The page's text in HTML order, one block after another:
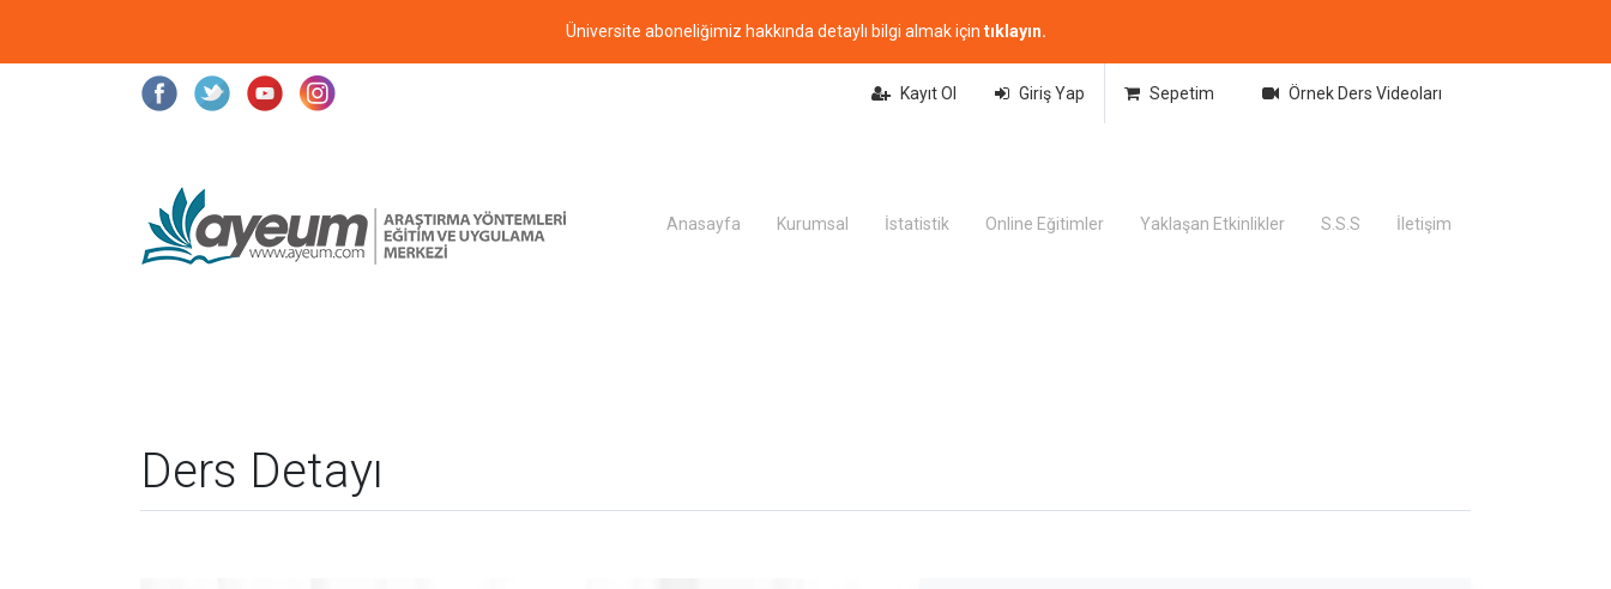
Üniversite aboneliğimiz hakkında detaylı bilgi almak için tıklayın.
Kayıt Ol Giriş Yap Sepetim Örnek Ders Videoları
Anasayfa Kurumsal İstatistik Online Eğitimler Yaklaşan Etkinlikler S.S.S İletişim
Ders Detayı